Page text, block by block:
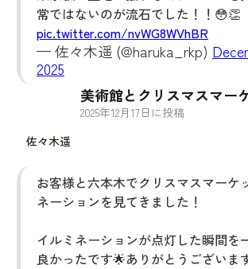
常ではないのが流石でした！！😳👏
pic.twitter.com/nvWG8WVhBR
— 佐々木遥 (@haruka_rkp)
2025
佐々木遥
美術館とクリスマスマー
2025年12月 17日に投稿
お客様と六本木でクリスマスマーケ
ネーションを見てきました！
イルミネーションが点灯した瞬間を
良かったです🌟ありがとうございま